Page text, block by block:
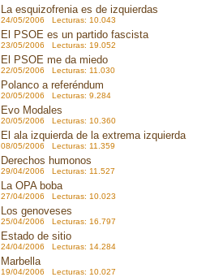
La esquizofrenia es de izquierdas
24/05/2006 Lecturas: 10.043
El PSOE es un partido fascista
23/05/2006 Lecturas: 19.052
El PSOE me da miedo
22/05/2006 Lecturas: 11.030
Polanco a referéndum
20/05/2006 Lecturas: 9.284
Evo Modales
20/05/2006 Lecturas: 10.360
El ala izquierda de la extrema izquierda
08/05/2006 Lecturas: 11.359
Derechos humonos
29/04/2006 Lecturas: 11.527
La OPA boba
27/04/2006 Lecturas: 10.023
Los genoveses
25/04/2006 Lecturas: 16.797
Estado de sitio
24/04/2006 Lecturas: 14.284
Marbella
19/04/2006 Lecturas: 10.027